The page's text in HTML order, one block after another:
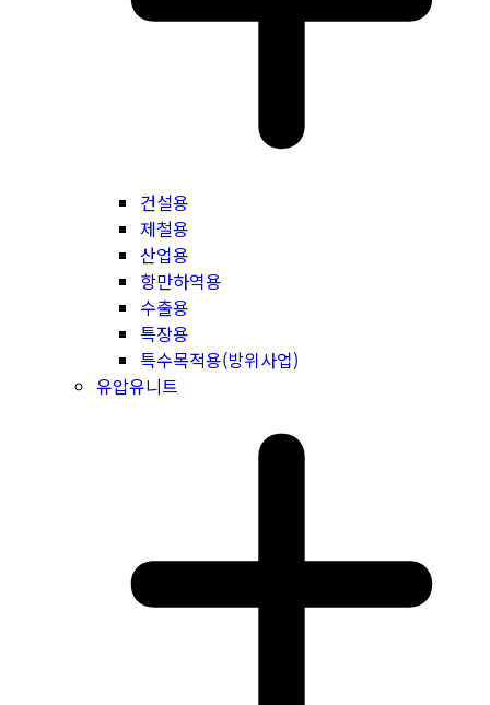
건설용
제철용
산업용
항만하역용
수출용
특장용
특수목적용(방위사업)
유압유니트